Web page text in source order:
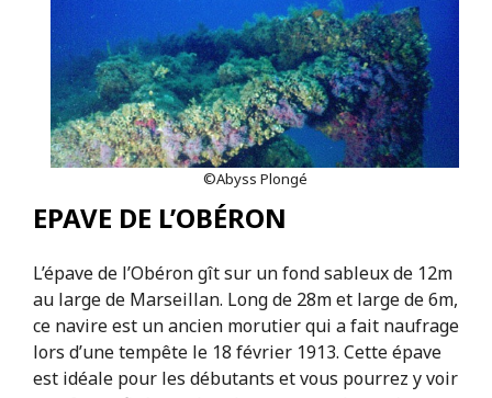
©Abyss Plongé
EPAVE DE L’OBÉRON
L’épave de l’Obéron gît sur un fond sableux de 12m
au large de Marseillan. Long de 28m et large de 6m,
ce navire est un ancien morutier qui a fait naufrage
lors d’une tempête le 18 février 1913. Cette épave
est idéale pour les débutants et vous pourrez y voir